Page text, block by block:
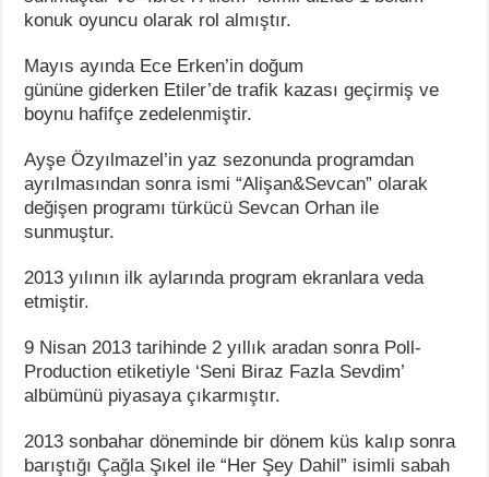
konuk oyuncu olarak rol almıştır.
Mayıs ayında Ece Erken’in doğum
gününe giderken Etiler’de trafik kazası geçirmiş ve
boynu hafifçe zedelenmiştir.
Ayşe Özyılmazel’in yaz sezonunda programdan
ayrılmasından sonra ismi “Alişan&Sevcan” olarak
değişen programı türkücü Sevcan Orhan ile
sunmuştur.
2013 yılının ilk aylarında program ekranlara veda
etmiştir.
9 Nisan 2013 tarihinde 2 yıllık aradan sonra Poll-
Production etiketiyle ‘Seni Biraz Fazla Sevdim’
albümünü piyasaya çıkarmıştır.
2013 sonbahar döneminde bir dönem küs kalıp sonra
barıştığı Çağla Şıkel ile “Her Şey Dahil” isimli sabah